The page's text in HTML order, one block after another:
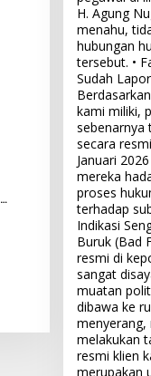
H. Agung
menahu,
hubungan
tersebut. •
Sudah
kami miliki,
sebenarnya
secara
Januari
mereka
proses
terhadap
Indikasi
Buruk (Bad
resmi di
sangat
muatan
dibawa ke
menyerang,
melakukan
resmi klien
merupakan